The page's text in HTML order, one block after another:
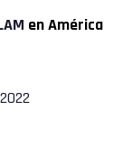
en América